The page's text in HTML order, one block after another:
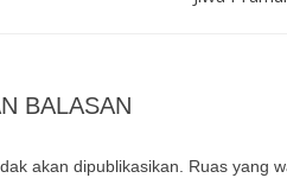
BALASAN
akan dipublikasikan. Ruas yang